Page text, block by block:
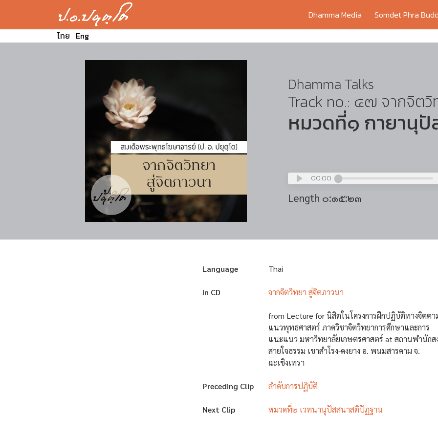
Dhamma Media Somdet Phra
ไทย Eng
Dhamma Talks
Track no.: ๔๗ จากจิต
หมวดที่๑ กายานุ
00:00
Length ๐:๑๕:๒๓
Language Thai
In CD จากจิตวิทยา สู่จิตภาวนา
from Lecture for นิสิตในโครงการฝึกปฏิบัติทางจิตตา
แนวพุทธศาสตร์ ภาควิชาจิตวิทยาการศึกษาและการ
แนะแนว มหาวิทยาลัยเกษตรศาสตร์ at สถานพำนักส
สายใจธรรม เขาสำโรง-ดงยาง อ. พนมสารคาม จ.
ฉะเชิงเทรา
Preceding Clip ลำดับการปฏิบัติ
Next Clip หมวดที่๒ เวทนานุปัสสนาสติปัฏฐาน